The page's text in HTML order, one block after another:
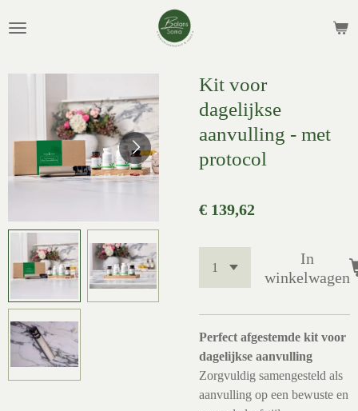
direct
de
Kit voor
dagelijkse
aanvulling - met
protocol
€ 139,62
In
winkelwagen
Perfect afgestemde kit voor
dagelijkse aanvulling
Zorgvuldig samengesteld als
aanvulling op een bewuste en